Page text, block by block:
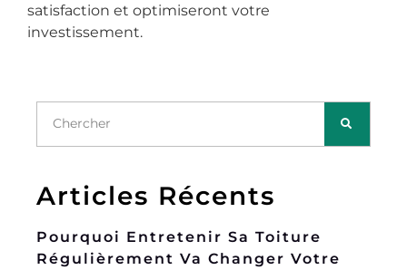
Articles Récents
Pourquoi Entretenir Sa Toiture
Régulièrement Va Changer Votre
satisfaction et optimiseront votre
investissement.